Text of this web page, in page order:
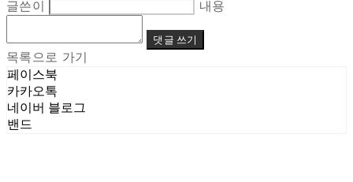
글쓴이
내용
댓글 쓰기
목록으로 가기
페이스북
카카오톡
네이버 블로그
밴드